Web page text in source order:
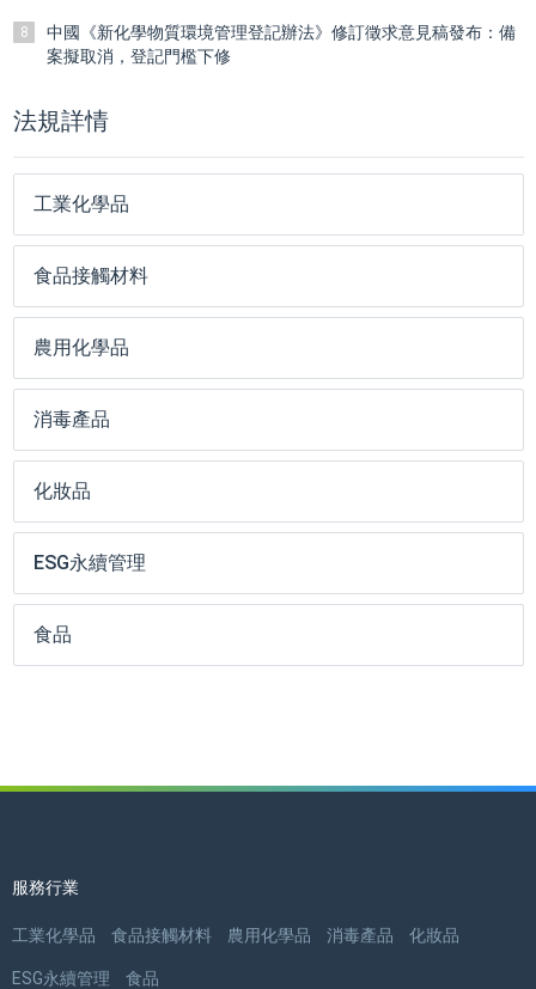
8
中國《新化學物質環境管理登記辦法》修訂徵求意見稿發布：備
案擬取消，登記門檻下修
法規詳情
工業化學品
食品接觸材料
農用化學品
消毒產品
化妝品
ESG永續管理
食品
服務行業
工業化學品 食品接觸材料 農用化學品 消毒產品 化妝品
ESG永續管理 食品